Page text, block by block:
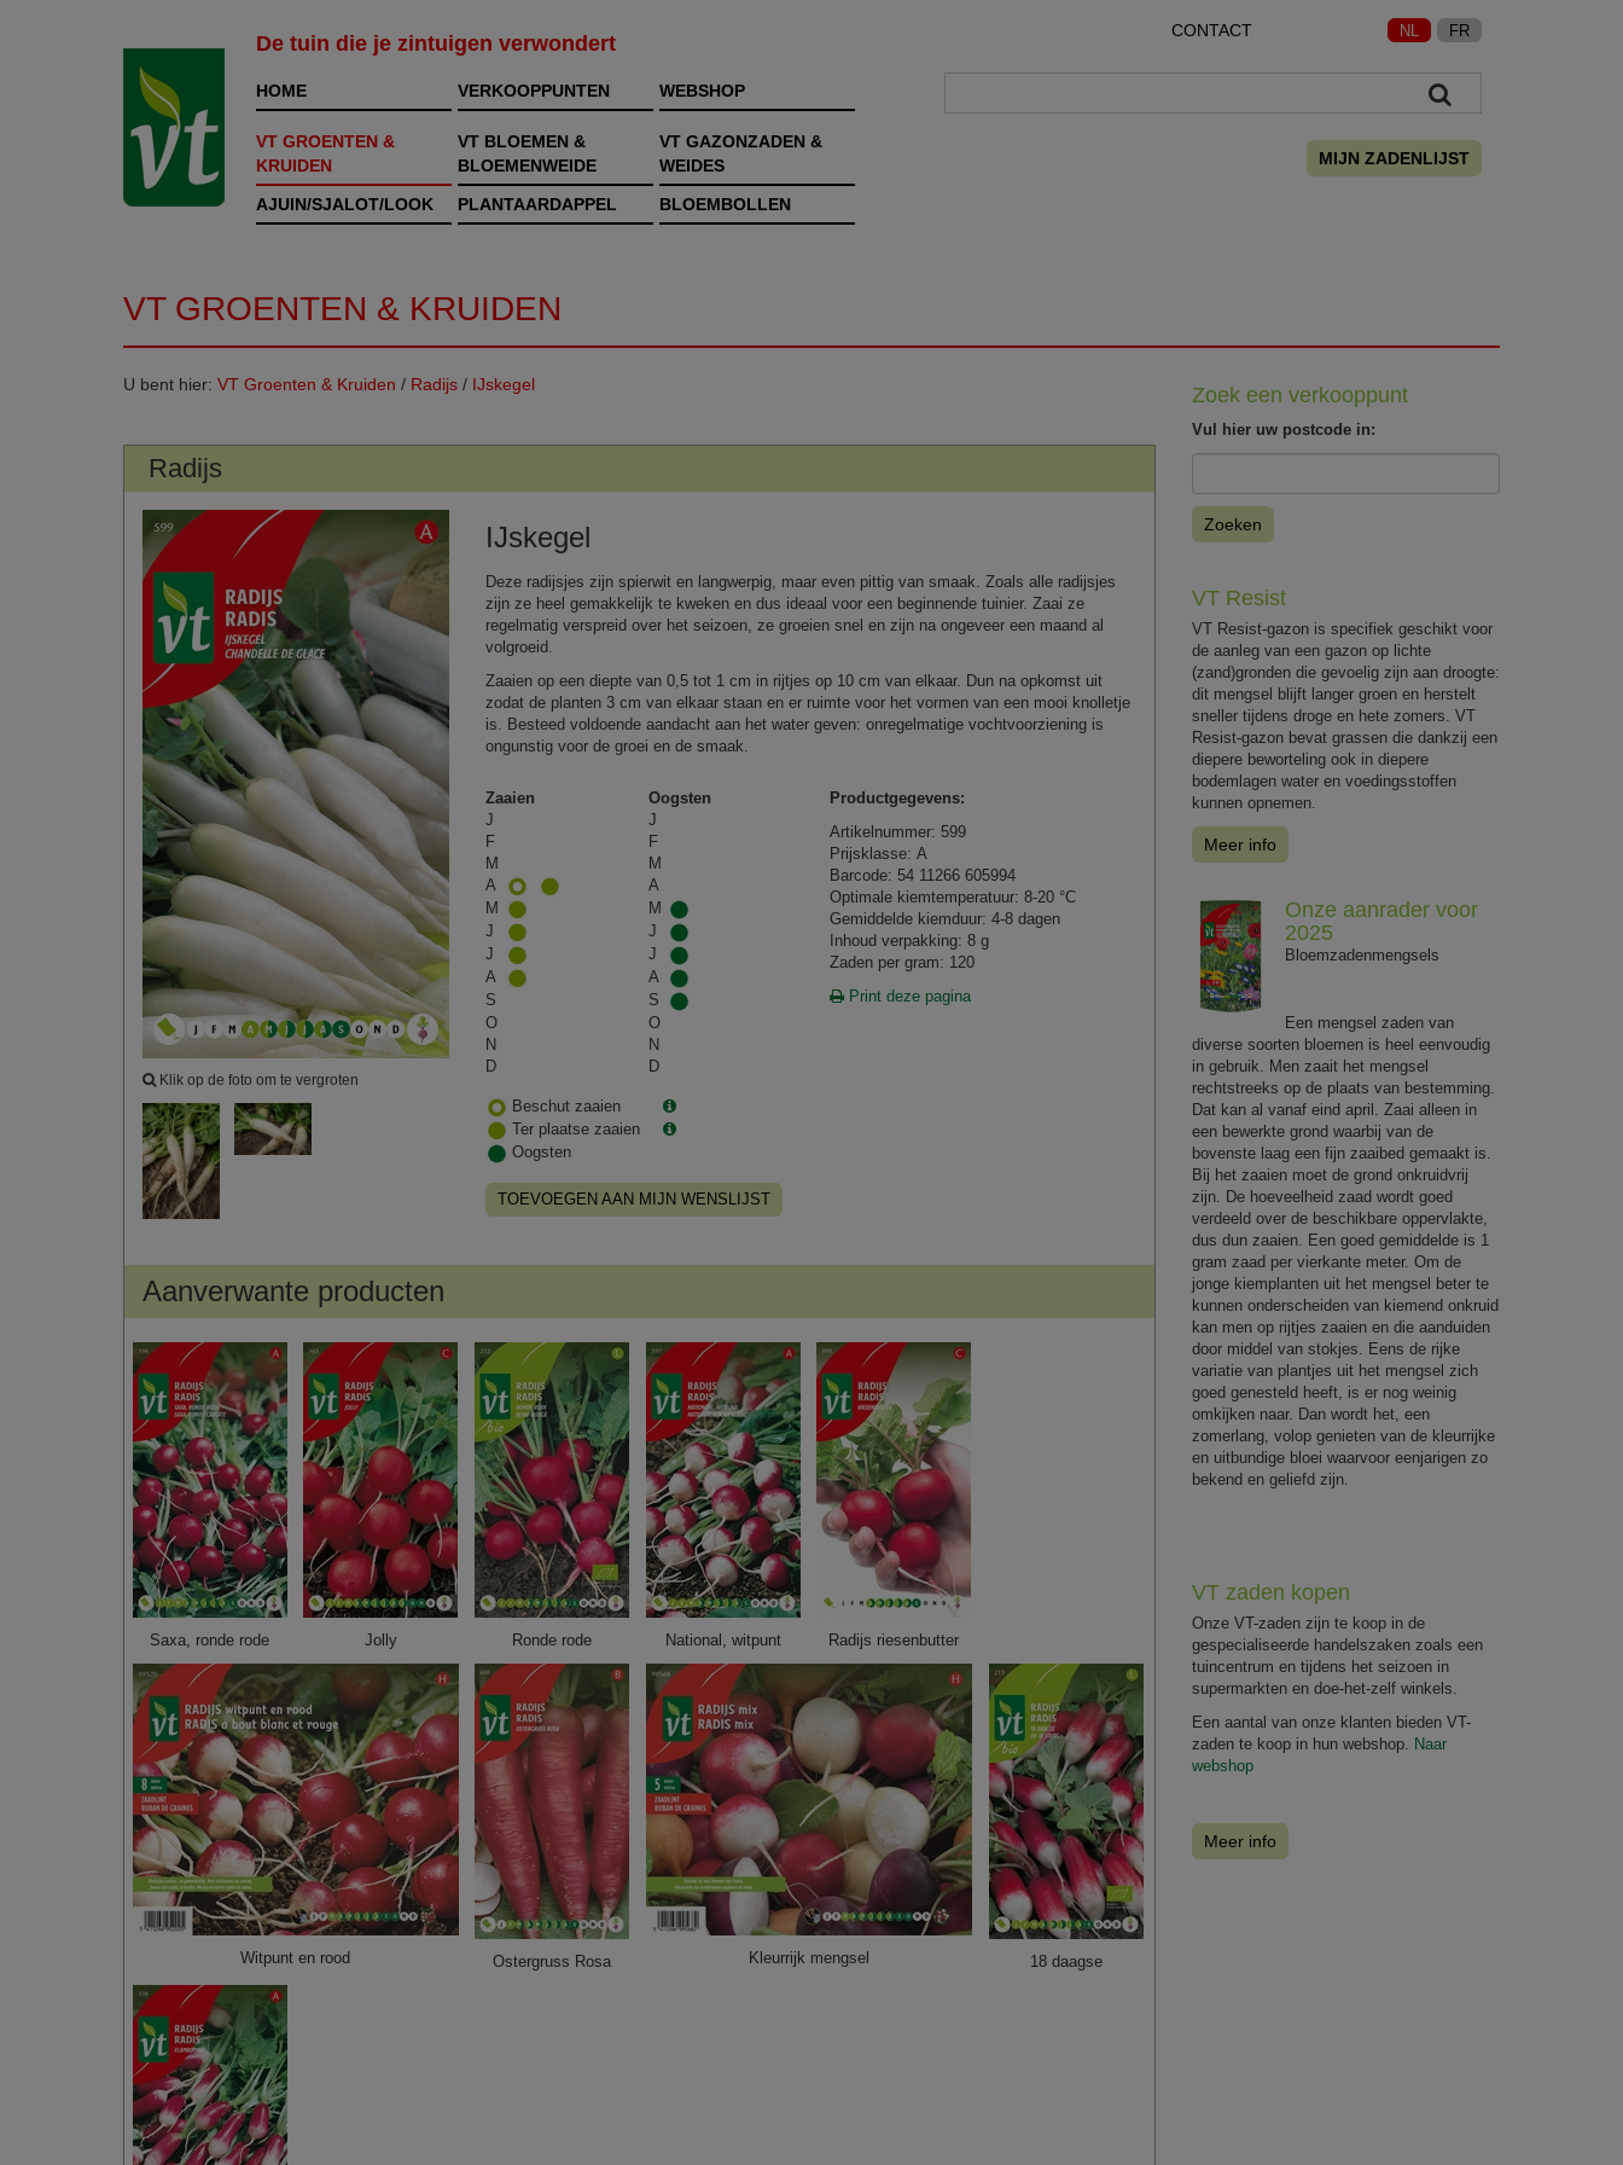
De tuin die je zintuigen verwondert
CONTACT NL FR
HOME VERKOOPPUNTEN WEBSHOP
VT GROENTEN &
KRUIDEN
VT BLOEMEN &
BLOEMENWEIDE
VT GAZONZADEN &
WEIDES
AJUIN/SJALOT/LOOK
PLANTAARDAPPEL BLOEMBOLLEN
MIJN ZADENLIJST
VT GROENTEN & KRUIDEN
U bent hier: VT Groenten & Kruiden / Radijs / IJskegel
Radijs
Klik op de foto om te vergroten
IJskegel
Deze radijsjes zijn spierwit en langwerpig, maar even pittig van smaak. Zoals alle radijsjes
zijn ze heel gemakkelijk te kweken en dus ideaal voor een beginnende tuinier. Zaai ze
regelmatig verspreid over het seizoen, ze groeien snel en zijn na ongeveer een maand al
volgroeid.
Zaaien op een diepte van 0,5 tot 1 cm in rijtjes op 10 cm van elkaar. Dun na opkomst uit
zodat de planten 3 cm van elkaar staan en er ruimte voor het vormen van een mooi knolletje
is. Besteed voldoende aandacht aan het water geven: onregelmatige vochtvoorziening is
ongunstig voor de groei en de smaak.
Zaaien
Oogsten
J
J
F
F
M
M
A
A
M
M
J
J
J
J
A
A
S
S
O
O
N
N
D
D
Beschut zaaien
Ter plaatse zaaien
Oogsten
TOEVOEGEN AAN MIJN WENSLIJST
Productgegevens:
Artikelnummer: 599
Prijsklasse: A
Barcode: 54 11266 605994
Optimale kiemtemperatuur: 8-20 °C
Gemiddelde kiemduur: 4-8 dagen
Inhoud verpakking: 8 g
Zaden per gram: 120
Print deze pagina
Aanverwante producten
Saxa, ronde rode Jolly Ronde rode National, witpunt Radijs riesenbutter
Witpunt en rood Ostergruss Rosa Kleurrijk mengsel 18 daagse
Zoek een verkooppunt
Vul hier uw postcode in:
Zoeken
VT Resist
VT Resist-gazon is specifiek geschikt voor
de aanleg van een gazon op lichte
(zand)gronden die gevoelig zijn aan droogte:
dit mengsel blijft langer groen en herstelt
sneller tijdens droge en hete zomers. VT
Resist-gazon bevat grassen die dankzij een
diepere beworteling ook in diepere
bodemlagen water en voedingsstoffen
kunnen opnemen.
Meer info
Onze aanrader voor
2025
Bloemzadenmengsels
Een mengsel zaden van
diverse soorten bloemen is heel eenvoudig
in gebruik. Men zaait het mengsel
rechtstreeks op de plaats van bestemming.
Dat kan al vanaf eind april. Zaai alleen in
een bewerkte grond waarbij van de
bovenste laag een fijn zaaibed gemaakt is.
Bij het zaaien moet de grond onkruidvrij
zijn. De hoeveelheid zaad wordt goed
verdeeld over de beschikbare oppervlakte,
dus dun zaaien. Een goed gemiddelde is 1
gram zaad per vierkante meter. Om de
jonge kiemplanten uit het mengsel beter te
kunnen onderscheiden van kiemend onkruid
kan men op rijtjes zaaien en die aanduiden
door middel van stokjes. Eens de rijke
variatie van plantjes uit het mengsel zich
goed genesteld heeft, is er nog weinig
omkijken naar. Dan wordt het, een
zomerlang, volop genieten van de kleurrijke
en uitbundige bloei waarvoor eenjarigen zo
bekend en geliefd zijn.
VT zaden kopen
Onze VT-zaden zijn te koop in de
gespecialiseerde handelszaken zoals een
tuincentrum en tijdens het seizoen in
supermarkten en doe-het-zelf winkels.
Een aantal van onze klanten bieden VT-
zaden te koop in hun webshop. Naar
webshop
Meer info